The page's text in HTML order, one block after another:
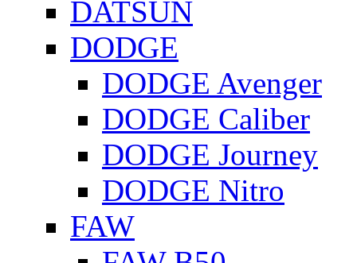
DATSUN
DODGE
DODGE Avenger
DODGE Caliber
DODGE Journey
DODGE Nitro
FAW